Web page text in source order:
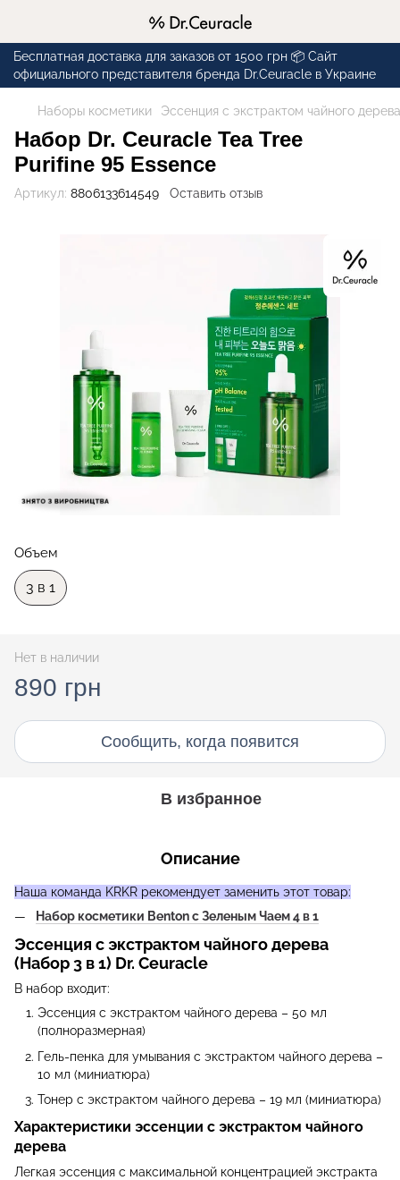
Бесплатная доставка для заказов от 1500 грн 📦 Сайт
официального представителя бренда Dr.Ceuracle в Украине
Наборы косметики Эссенция с экстрактом чайного
Набор Dr. Ceuracle Tea Tree
Purifine 95 Essence
Артикул: 8806133614549 Оставить отзыв
Объем
3 в 1
Нет в наличии
890 грн
Сообщить, когда появится
В избранное
Описание
Наша команда KRKR рекомендует заменить этот товар:
Набор косметики Benton с Зеленым Чаем 4 в 1
Эссенция с экстрактом чайного дерева
(Набор 3 в 1) Dr. Ceuracle
В набор входит:
Эссенция с экстрактом чайного дерева – 50 мл
(полноразмерная)
Гель-пенка для умывания с экстрактом чайного дерева –
10 мл (миниатюра)
Тонер с экстрактом чайного дерева – 19 мл (миниатюра)
Характеристики эссенции с экстрактом чайного
дерева
Легкая эссенция с максимальной концентрацией экстракта